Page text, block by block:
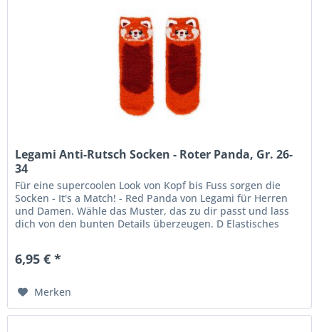
Legami Anti-Rutsch Socken - Roter Panda, Gr. 26-
34
Für eine supercoolen Look von Kopf bis Fuss sorgen die
Socken - It's a Match! - Red Panda von Legami für Herren
und Damen. Wähle das Muster, das zu dir passt und lass
dich von den bunten Details überzeugen. D Elastisches
6,95 € *
Merken